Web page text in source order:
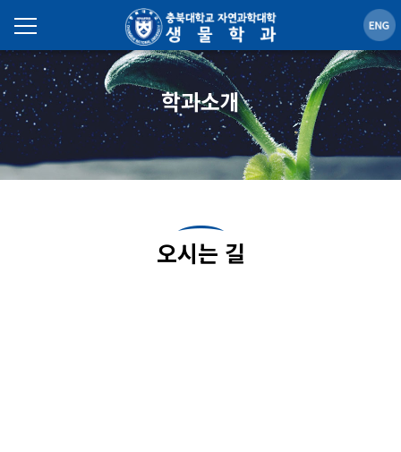
학과소개
오시는 길